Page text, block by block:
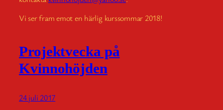
Vi ser fram emot en härlig kurssommar 2018!
Projektvecka på
Kvinnohöjden
24 juli 2017